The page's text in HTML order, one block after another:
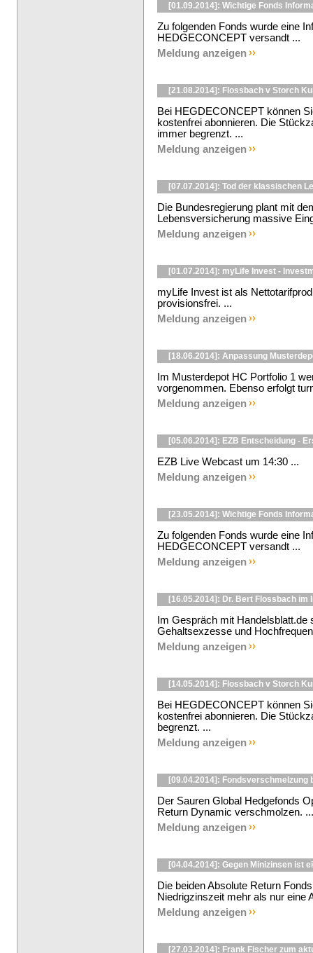
[01.09.2014]: Wichtige Fonds
Zu folgenden Fonds wurde eine
HEDGECONCEPT versandt ...
Meldung anzeigen
[21.08.2014]: Flossbach v Storch
Bei HEGDECONCEPT können
kostenfrei abonnieren. Die
immer begrenzt. ...
Meldung anzeigen
[07.07.2014]: Tod der klassischen
Die Bundesregierung plant mit
Lebensversicherung massive
Meldung anzeigen
[01.07.2014]: myLife Invest -
myLife Invest ist als
provisionsfrei. ...
Meldung anzeigen
[18.06.2014]: Anpassung
Im Musterdepot HC Portfolio 1
vorgenommen. Ebenso erfolgt
Meldung anzeigen
[05.06.2014]: EZB Entscheidung -
EZB Live Webcast um 14:30 ...
Meldung anzeigen
[23.05.2014]: Wichtige Fonds
Zu folgenden Fonds wurde eine
HEDGECONCEPT versandt ...
Meldung anzeigen
[16.05.2014]: Dr. Bert Flossbach im
Im Gespräch mit
Gehaltsexzesse und
Meldung anzeigen
[14.05.2014]: Flossbach v Storch
Bei HEGDECONCEPT können
kostenfrei abonnieren. Die
begrenzt. ...
Meldung anzeigen
[09.04.2014]: Fondsverschmelzung
Der Sauren Global Hedgefonds
Return Dynamic verschmolzen. ...
Meldung anzeigen
[04.04.2014]: Gegen Minizinsen ist
Die beiden Absolute Return
Niedrigzinszeit mehr als nur eine
Meldung anzeigen
[27.03.2014]: Frank Fischer zum